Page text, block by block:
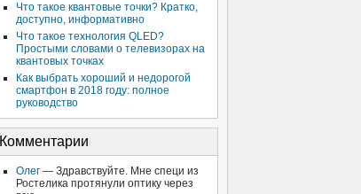
Что такое квантовые точки? Кратко,
доступно, информативно
Что такое технология QLED?
Простыми словами о телевизорах на
квантовых точках
Как выбрать хороший и недорогой
смартфон в 2018 году: полное
руководство
Комментарии
Олег — Здравствуйте. Мне специ из
Ростелика протянули оптику через